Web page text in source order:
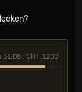
31.08.: CHF 1200